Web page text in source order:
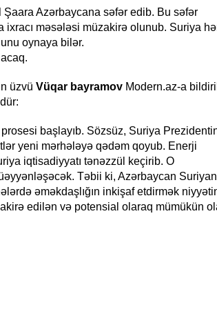
Azərbaycana səfər edib. Bu səfər
məsələsi müzakirə olunub. Suriya
oynaya bilər.
üzvü Vüqar bayramov Modern.az-a
başlayıb. Sözsüz, Suriya
yeni mərhələyə qədəm qoyub. Enerji
iqtisadiyyatı tənəzzül keçirib. O
Təbii ki, Azərbaycan
əməkdaşlığın inkişaf etdirmək
edilən və potensial olaraq mümükün